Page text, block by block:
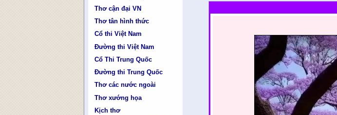
Thơ cận đại VN
Thơ tân hình thức
Cổ thi Việt Nam
Đường thi Việt Nam
Cổ Thi Trung Quốc
Đường thi Trung Quốc
Thơ các nước ngoài
Thơ xướng họa
Kịch thơ